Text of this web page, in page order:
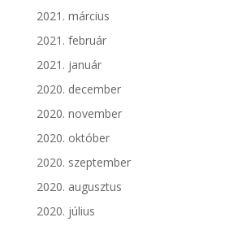
2021. március
2021. február
2021. január
2020. december
2020. november
2020. október
2020. szeptember
2020. augusztus
2020. július